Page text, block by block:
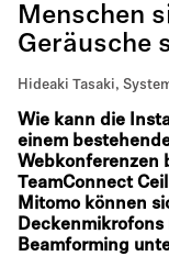
Menschen
Geräusche
Hideaki Tasaki,
Wie kann die
einem
Webkonferenzen
TeamConnect
Mitomo können
Beamforming